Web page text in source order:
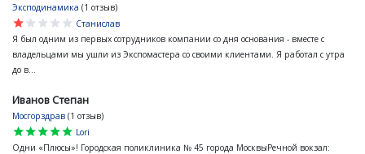
Эксподинамика (1 отзыв)
star
star
star
star
star
Станислав
Я был одним из первых сотрудников компании со дня основания - вместе с
владельцами мы ушли из Экспомастера со своими клиентами. Я работал с утра
до в...
Иванов Степан
Мосгорздрав (1 отзыв)
star
star
star
star
star
Lori
Одни «Плюсы»! Городская поликлиника № 45 города МосквыРечной вокзал: